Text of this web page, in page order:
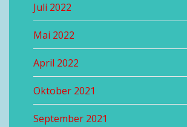
Juli 2022
Mai 2022
April 2022
Oktober 2021
September 2021